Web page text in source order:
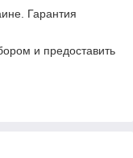
Гарантия
и предоставить